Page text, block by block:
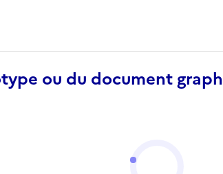
ou du document